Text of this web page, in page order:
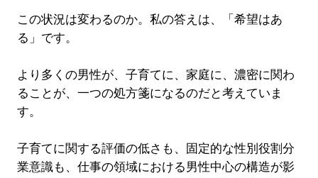
この状況は変わるのか。私の答えは、「希望はあ
る」です。
より多くの男性が、子育てに、家庭に、濃密に関わ
ることが、一つの処方箋になるのだと考えていま
す。
子育てに関する評価の低さも、固定的な性別役割分
業意識も、仕事の領域における男性中心の構造が影